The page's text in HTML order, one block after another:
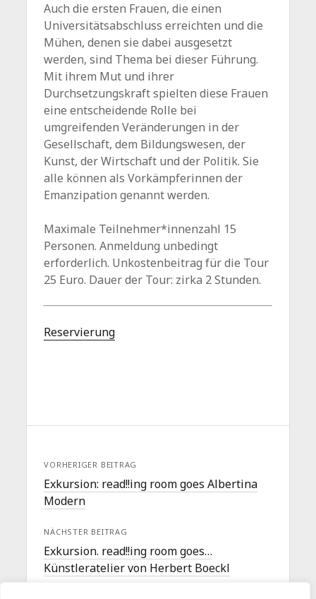
Auch die ersten Frauen, die einen
Universitätsabschluss erreichten und die
Mühen, denen sie dabei ausgesetzt
werden, sind Thema bei dieser Führung.
Mit ihrem Mut und ihrer
Durchsetzungskraft spielten diese Frauen
eine entscheidende Rolle bei
umgreifenden Veränderungen in der
Gesellschaft, dem Bildungswesen, der
Kunst, der Wirtschaft und der Politik. Sie
alle können als Vorkämpferinnen der
Emanzipation genannt werden.
Maximale Teilnehmer*innenzahl 15
Personen. Anmeldung unbedingt
erforderlich. Unkostenbeitrag für die Tour
25 Euro. Dauer der Tour: zirka 2 Stunden.
Reservierung
VORHERIGER BEITRAG
Exkursion: read!!ing room goes Albertina
Modern
NÄCHSTER BEITRAG
Exkursion. read!!ing room goes…
Künstleratelier von Herbert Boeckl